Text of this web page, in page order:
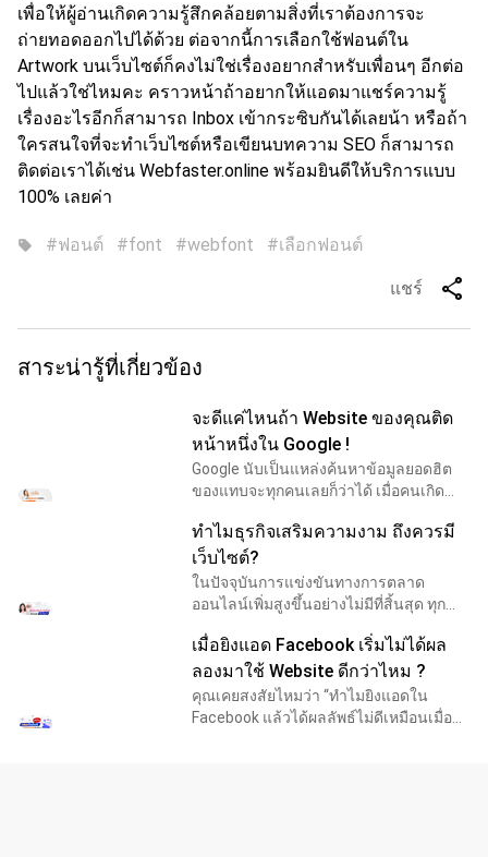
เพื่อให้ผู้อ่านเกิดความรู้สึกคล้อยตามสิ่งที่เราต้องการจะ
ถ่ายทอดออกไปได้ด้วย ต่อจากนี้การเลือกใช้ฟอนต์ใน
Artwork บนเว็บไซต์ก็คงไม่ใช่เรื่องอยากสำหรับเพื่อนๆ อีกต่อ
ไปแล้วใช่ไหมคะ คราวหน้าถ้าอยากให้แอดมาแชร์ความรู้
เรื่องอะไรอีกก็สามารถ Inbox เข้ากระซิบกันได้เลยน้า หรือถ้า
ใครสนใจที่จะทำเว็บไซต์หรือเขียนบทความ SEO ก็สามารถ
ติดต่อเราได้เช่น Webfaster.online พร้อมยินดีให้บริการแบบ
100% เลยค่า
sell #ฟอนต์ #font #webfont #เลือกฟอนต์
แชร์ share
สาระน่ารู้ที่เกี่ยวข้อง
จะดีแค่ไหนถ้า Website ของคุณติด
หน้าหนึ่งใน Google !
Google นับเป็นแหล่งค้นหาข้อมูลยอดฮิต
ของแทบจะทุกคนเลยก็ว่าได้ เมื่อคนเกิด
มักจะเข้า Google เพื่อสืบค้นข้อมูลที่อยากรู้
และจากบ
ทำไมธุรกิจเสริมความงาม ถึงควรมี
เว็บไซต์?
ในปัจจุบันการแข่งขันทางการตลาด
ออนไลน์เพิ่มสูงขึ้นอย่างไม่มีที่สิ้นสุด ทุก
ออนไลน์เพื่อทำการตลาด ซึ่งหนึ่งกลุ่มธุรกิจ
ที่เ
เมื่อยิงแอด Facebook เริ่มไม่ได้ผล
ลองมาใช้ Website ดีกว่าไหม ?
คุณเคยสงสัยไหมว่า “ทำไมยิงแอดใน
Facebook แล้วได้ผลลัพธ์ไม่ดีเหมือนเมื่อ